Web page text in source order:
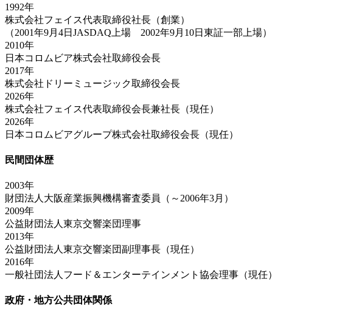
1992年
株式会社フェイス代表取締役社長（創業）
（2001年9月4日JASDAQ上場 2002年9月10日東証一部上場）
2010年
日本コロムビア株式会社取締役会長
2017年
株式会社ドリーミュージック取締役会長
2026年
株式会社フェイス代表取締役会長兼社長（現任）
2026年
日本コロムビアグループ株式会社取締役会長（現任）
民間団体歴
2003年
財団法人大阪産業振興機構審査委員（～2006年3月）
2009年
公益財団法人東京交響楽団理事
2013年
公益財団法人東京交響楽団副理事長（現任）
2016年
一般社団法人フード＆エンターテインメント協会理事（現任）
政府・地方公共団体関係